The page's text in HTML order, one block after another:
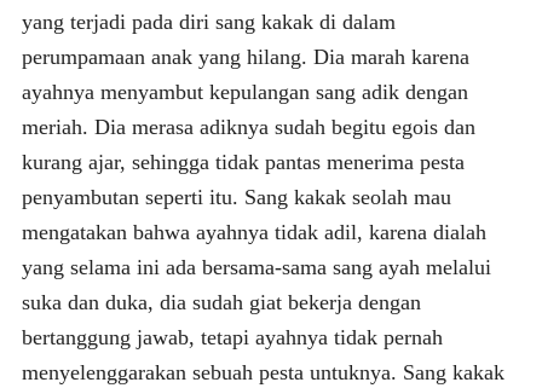
yang terjadi pada diri sang kakak di dalam
perumpamaan anak yang hilang. Dia marah karena
ayahnya menyambut kepulangan sang adik dengan
meriah. Dia merasa adiknya sudah begitu egois dan
kurang ajar, sehingga tidak pantas menerima pesta
penyambutan seperti itu. Sang kakak seolah mau
mengatakan bahwa ayahnya tidak adil, karena dialah
yang selama ini ada bersama-sama sang ayah melalui
suka dan duka, dia sudah giat bekerja dengan
bertanggung jawab, tetapi ayahnya tidak pernah
menyelenggarakan sebuah pesta untuknya. Sang kakak